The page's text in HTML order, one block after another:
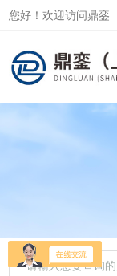
您好！欢迎访问鼎銮